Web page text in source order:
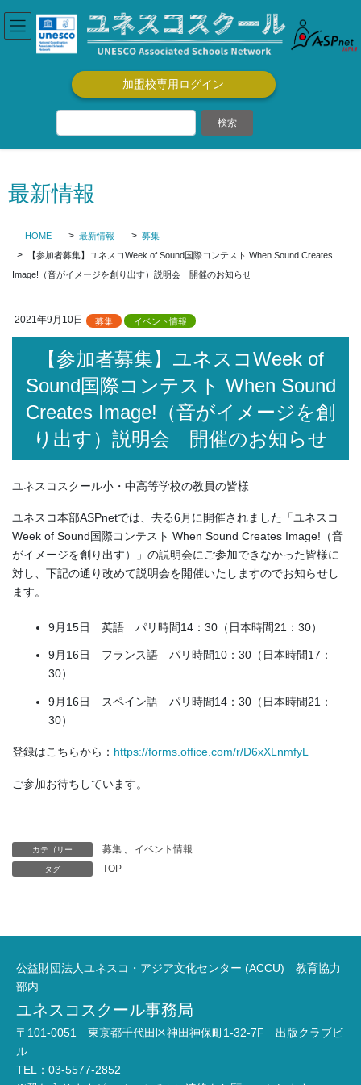
ン
テ
ビ
ゲ
加盟校専用ログイン
最新情報
HOME 最新情報
募集
【参加者募集】ユネスコWeek of Sound国際コンテスト When Sound Creates
Image!（音がイメージを創り出す）説明会 開催のお知らせ
2021年9月10日 募集 イベント情報
【参加者募集】ユネスコWeek of
Sound国際コンテスト When Sound
Creates Image!（音がイメージを創
り出す）説明会 開催のお知らせ
ユネスコスクール小・中高等学校の教員の皆様
ユネスコ本部ASPnetでは、去る6月に開催されました「ユネスコ
Week of Sound国際コンテスト When Sound Creates Image!（音
がイメージを創り出す）」の説明会にご参加できなかった皆様に
対し、下記の通り改めて説明会を開催いたしますのでお知らせし
ます。
9月15日 英語 パリ時間14：30（日本時間21：30）
9月16日 フランス語 パリ時間10：30（日本時間17：
30）
9月16日 スペイン語 パリ時間14：30（日本時間21：
30）
登録はこちらから： https://forms.office.com/r/D6xXLnmfyL
ご参加お待ちしています。
カテゴリー 募集 、 イベント情報
タグ TOP
公益財団法人ユネスコ・アジア文化センター (ACCU) 教育協力
部内
ユネスコスクール事務局
〒101-0051 東京都千代田区神田神保町1-32-7F 出版クラブビ
ル
TEL：03-5577-2852